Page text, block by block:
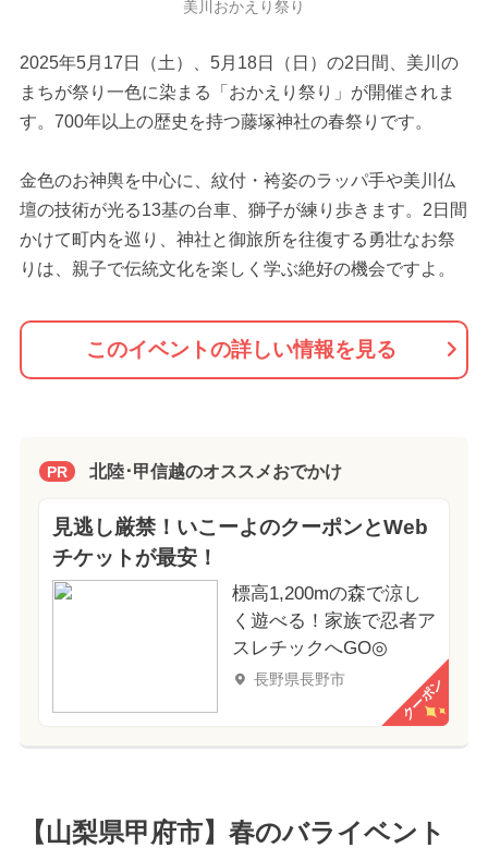
美川おかえり祭り
2025年5月17日（土）、5月18日（日）の2日間、美川の
まちが祭り一色に染まる「おかえり祭り」が開催されま
す。700年以上の歴史を持つ藤塚神社の春祭りです。
金色のお神輿を中心に、紋付・袴姿のラッパ手や美川仏
壇の技術が光る13基の台車、獅子が練り歩きます。2日間
かけて町内を巡り、神社と御旅所を往復する勇壮なお祭
りは、親子で伝統文化を楽しく学ぶ絶好の機会ですよ。
このイベントの詳しい情報を見る
PR 北陸･甲信越のオススメおでかけ
見逃し厳禁！いこーよのクーポンとWeb
チケットが最安！
標高1,200mの森で涼し
く遊べる！家族で忍者ア
スレチックへGO◎
長野県長野市 クーポン
【山梨県甲府市】春のバライベント